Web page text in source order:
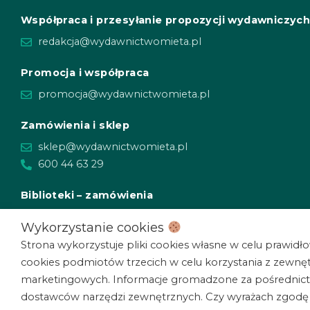
Współpraca i przesyłanie propozycji wydawniczych
redakcja@wydawnictwomieta.pl
Promocja i współpraca
promocja@wydawnictwomieta.pl
Zamówienia i sklep
sklep@wydawnictwomieta.pl
600 44 63 29
Biblioteki – zamówienia
Księgarnie – zamówienia
ksiegarnie@wydawnictwomieta.pl
Wykorzystanie cookies
Strona wykorzystuje pliki cookies własne w celu
cookies podmiotów trzecich w celu korzystania z
marketingowych. Informacje gromadzone za
dostawców narzędzi zewnętrznych. Czy wyrażach